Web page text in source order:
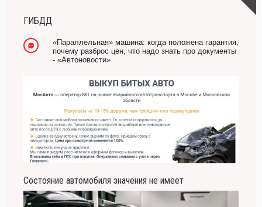
ГИБДД
«Параллельная» машина: когда положена гарантия,
почему разброс цен, что надо знать про документы
- «Автоновости»
Состояние автомобиля значения не имеет